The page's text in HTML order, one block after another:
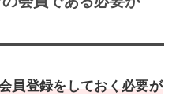
員登録をしておく必要が